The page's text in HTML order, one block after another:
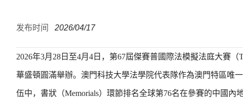
发布时间 2026/04/17
2026年3月28日至4月4日，第67屆傑賽普國際法模擬法庭大賽（
華盛頓圓滿舉辦。澳門科技大學法學院代表隊作為澳門特區唯
伍中，書狀（Memorials）環節排名全球第76名在參賽的中國